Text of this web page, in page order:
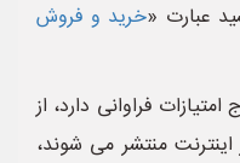
عبارت «خرید و فروش
فراوانی دارد، از
منتشر می شوند،